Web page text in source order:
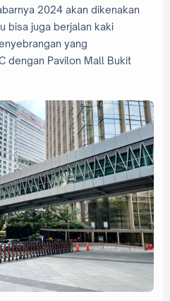
2024 akan dikenakan
bisa juga berjalan kaki
yang
dengan Pavilon Mall Bukit